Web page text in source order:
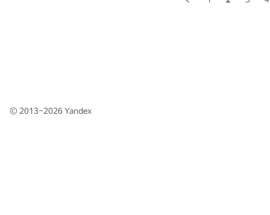
© 2013–2026Yandex